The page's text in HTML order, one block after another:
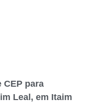
CEP para
Leal, em Itaim